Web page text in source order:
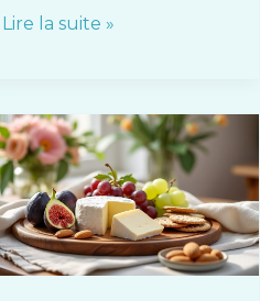
Lire la suite »
Caprice
des
dieux
enceinte
:
Conseils